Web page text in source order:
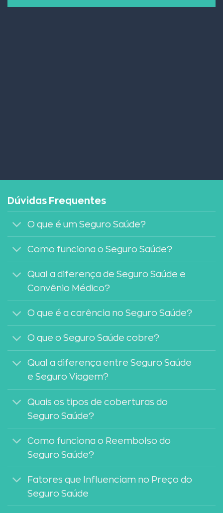
Dúvidas Frequentes
O que é um Seguro Saúde?
Como funciona o Seguro Saúde?
Qual a diferença de Seguro Saúde e
Convênio Médico?
O que é a carência no Seguro Saúde?
O que o Seguro Saúde cobre?
Qual a diferença entre Seguro Saúde
e Seguro Viagem?
Quais os tipos de coberturas do
Seguro Saúde?
Como funciona o Reembolso do
Seguro Saúde?
Fatores que Influenciam no Preço do
Seguro Saúde